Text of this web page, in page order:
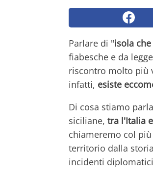
Parlare di "isola
fiabesche e da
riscontro molto più
infatti, esiste
Di cosa stiamo
siciliane, tra l'Italia
chiameremo col
territorio dalla
incidenti